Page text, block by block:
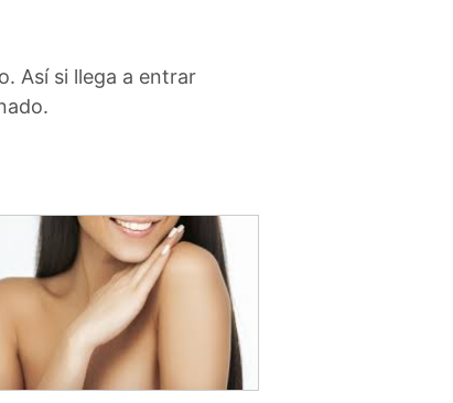
Así si llega a entrar